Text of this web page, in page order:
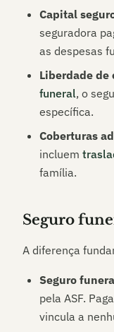
Capital
seguradora
as despesas
Liberdade de
funeral, o
específica.
Coberturas
incluem
família.
Seguro
A diferença
Seguro
pela ASF.
vincula a